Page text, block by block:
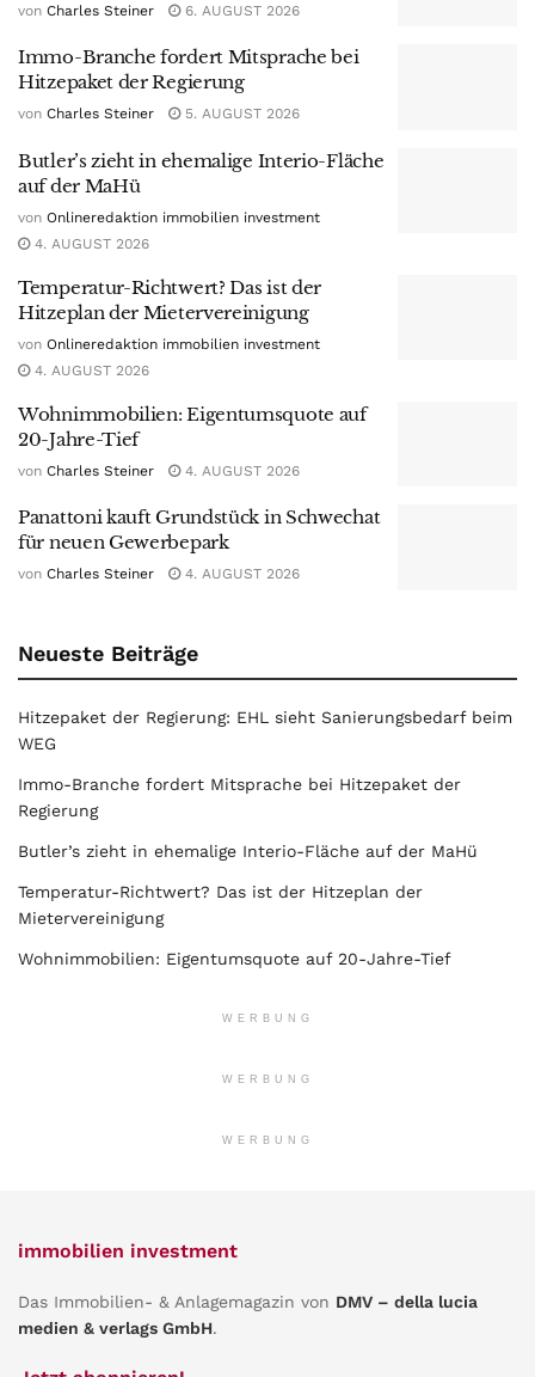
von Charles Steiner 6. AUGUST 2026
Immo-Branche fordert Mitsprache bei
Hitzepaket der Regierung
von Charles Steiner 5. AUGUST 2026
Butler’s zieht in ehemalige Interio-Fläche
auf der MaHü
von Onlineredaktion immobilien investment
4. AUGUST 2026
Temperatur-Richtwert? Das ist der
Hitzeplan der Mietervereinigung
von Onlineredaktion immobilien investment
4. AUGUST 2026
Wohnimmobilien: Eigentumsquote auf
20-Jahre-Tief
von Charles Steiner 4. AUGUST 2026
Panattoni kauft Grundstück in Schwechat
für neuen Gewerbepark
von Charles Steiner 4. AUGUST 2026
Neueste Beiträge
Hitzepaket der Regierung: EHL sieht Sanierungsbedarf beim
WEG
Immo-Branche fordert Mitsprache bei Hitzepaket der
Regierung
Butler’s zieht in ehemalige Interio-Fläche auf der MaHü
Temperatur-Richtwert? Das ist der Hitzeplan der
Mietervereinigung
Wohnimmobilien: Eigentumsquote auf 20-Jahre-Tief
WERBUNG
WERBUNG
WERBUNG
immobilien investment
Das Immobilien- & Anlagemagazin von DMV – della lucia
medien & verlags GmbH.